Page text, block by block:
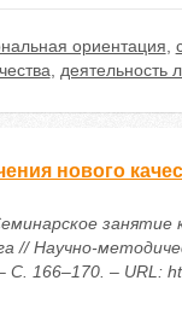
ориентация
деятельность
нового
занятие
// Научно-
166–170. – URL: